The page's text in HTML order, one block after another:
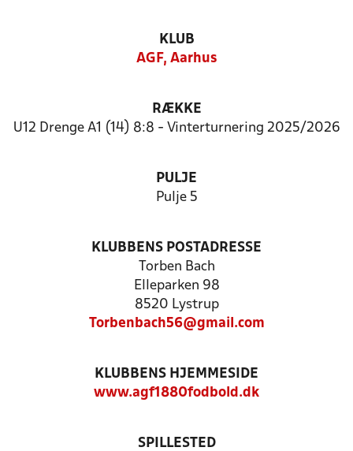
KLUB
AGF, Aarhus
RÆKKE
U12 Drenge A1 (14) 8:8 - Vinterturnering 2025/2026
PULJE
Pulje 5
KLUBBENS POSTADRESSE
Torben Bach
Elleparken 98
8520 Lystrup
Torbenbach56@gmail.com
KLUBBENS HJEMMESIDE
www.agf1880fodbold.dk
SPILLESTED